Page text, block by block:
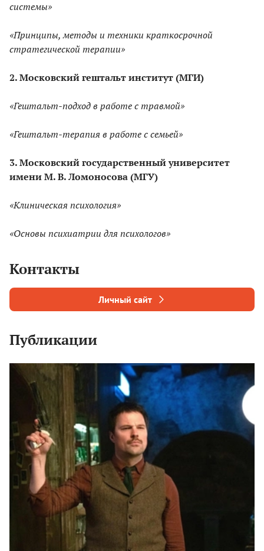
системы»
«Принципы, методы и техники краткосрочной
стратегической терапии»
2. Московский гештальт институт (МГИ)
«Гештальт-подход в работе с травмой»
«Гештальт-терапия в работе с семьей»
3. Московский государственный университет
имени М. В. Ломоносова (МГУ)
«Клиническая психология»
«Основы психиатрии для психологов»
Контакты
Личный сайт
Публикации